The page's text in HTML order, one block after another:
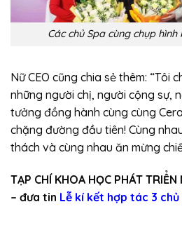
Các chủ Spa cùng chụp
Nữ CEO cũng chia sẻ thêm: “Tôi
những người chị, người cộng sự,
tưởng đồng hành cùng cùng
chặng đường đầu tiên! Cùng
thách và cùng nhau ăn mừng
TẠP CHÍ KHOA HỌC PHÁT
– đưa tin Lễ kí kết hợp tác 3